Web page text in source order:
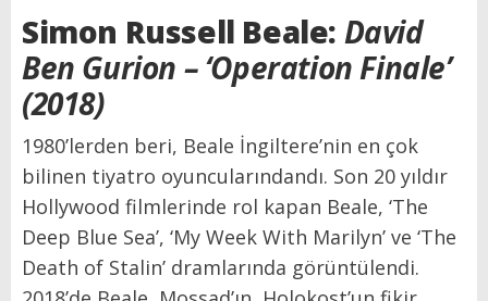
Simon Russell Beale: David
Ben Gurion – ‘Operation Finale’
(2018)
1980’lerden beri, Beale İngiltere’nin en çok
bilinen tiyatro oyuncularındandı. Son 20 yıldır
Hollywood filmlerinde rol kapan Beale, ‘The
Deep Blue Sea’, ‘My Week With Marilyn’ ve ‘The
Death of Stalin’ dramlarında görüntülendi.